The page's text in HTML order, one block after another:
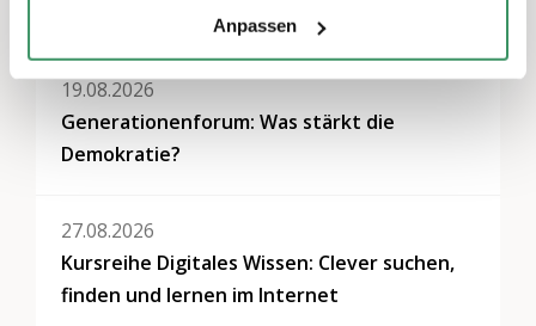
Anpassen
Begegnung mit Roland Reichenbach
19.08.2026
Generationenforum: Was stärkt die
Demokratie?
27.08.2026
Kursreihe Digitales Wissen: Clever suchen,
finden und lernen im Internet